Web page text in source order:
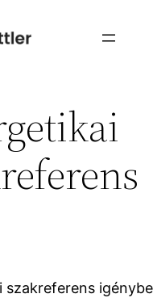
szakreferens